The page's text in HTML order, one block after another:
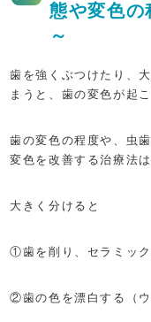
態や変色の
～
歯を強くぶつけたり、
まうと、歯の変色が起こ
歯の変色の程度や、虫
変色を改善する治療法
大きく分けると
①歯を削り、セラミッ
②歯の色を漂白する（ウ